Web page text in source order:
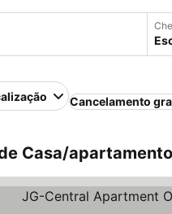
Cancelamento
Casa/